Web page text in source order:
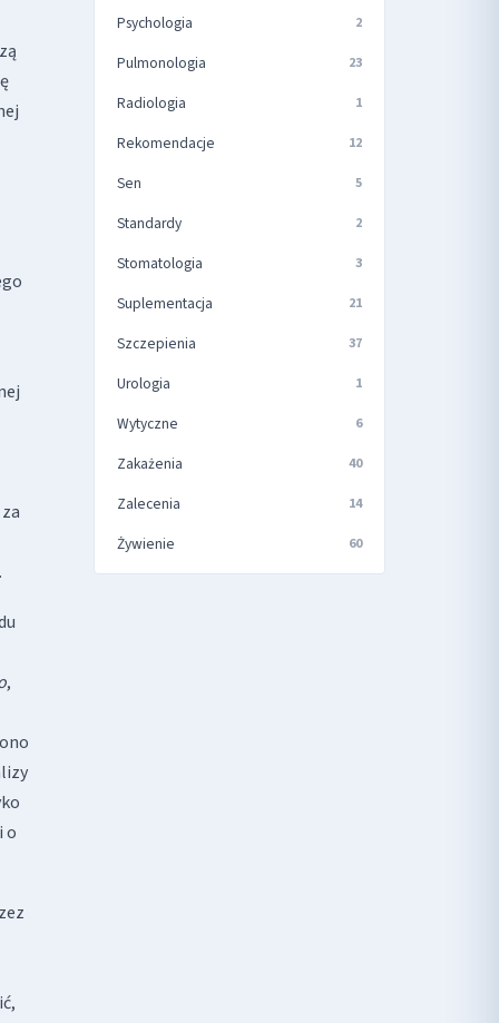
,
o
Psychologia 2
Pulmonologia 23
Radiologia 1
Rekomendacje 12
Sen 5
Standardy 2
Stomatologia 3
Suplementacja 21
Szczepienia 37
Urologia 1
Wytyczne 6
Zakażenia 40
Zalecenia 14
Żywienie 60